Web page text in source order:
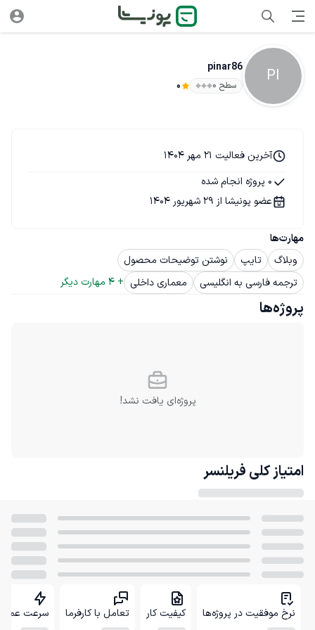
PI
pinar86
سطح ۰ 0
مهارت‌ها
وبلاگ
تایپ
نوشتن توضیحات محصول
ترجمه فارسی به انگلیسی
معماری داخلی +
4 مهارت دیگر
آخرین فعالیت 21 مهر 1404
0 پروژه انجام شده
عضو پونیشا از 29 شهریور 1404
پروژه‌ها
پروژه‌ای یافت نشد!
امتیاز کلی فریلنسر
نرخ موفقیت در پروژه‌ها کیفیت کار تعامل با کارفرما سرعت عمل